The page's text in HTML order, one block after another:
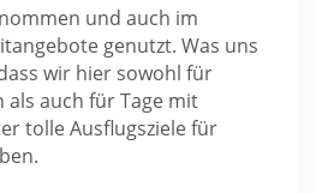
und auch im
genutzt. Was uns
wir hier sowohl für
als auch für Tage mit
tolle Ausflugsziele für